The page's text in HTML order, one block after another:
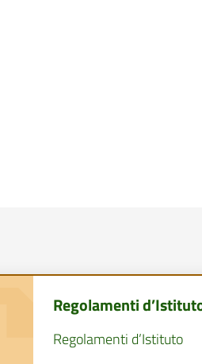
Regolamenti
Regolamenti d’Istituto